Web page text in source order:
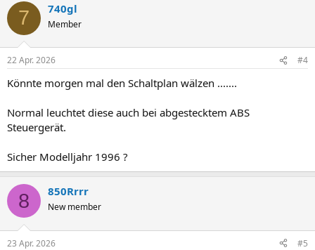
7 740gl
Member
22 Apr. 2026 #4
Könnte morgen mal den Schaltplan wälzen .......
Normal leuchtet diese auch bei abgestecktem ABS
Steuergerät.
Sicher Modelljahr 1996 ?
8 850Rrrr
New member
23 Apr. 2026 #5